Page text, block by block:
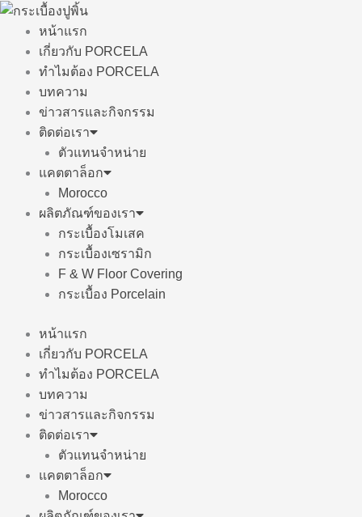
Skip
content
หน้าแรก
เกี่ยวกับ PORCELA
ทำไมต้อง PORCELA
บทความ
ข่าวสารและกิจกรรม
ติดต่อเรา
ตัวแทนจำหน่าย
แคตตาล็อก
Morocco
ผลิตภัณฑ์ของเรา
กระเบื้องโมเสค
กระเบื้องเซรามิก
F & W Floor Covering
กระเบื้อง Porcelain
หน้าแรก
เกี่ยวกับ PORCELA
ทำไมต้อง PORCELA
บทความ
ข่าวสารและกิจกรรม
ติดต่อเรา
ตัวแทนจำหน่าย
แคตตาล็อก
Morocco